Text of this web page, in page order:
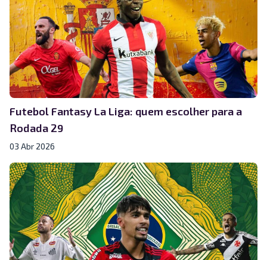
Futebol Fantasy La Liga: quem escolher para a
Rodada 29
03 Abr 2026